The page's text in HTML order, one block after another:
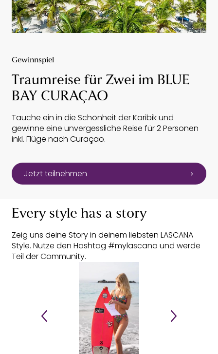
Gewinnspiel
Traumreise für Zwei im BLUE
BAY CURAÇAO
Tauche ein in die Schönheit der Karibik und
gewinne eine unvergessliche Reise für 2 Personen
inkl. Flüge nach Curaçao.
Jetzt teilnehmen
Every style has a story
Zeig uns deine Story in deinem liebsten LASCANA
Style. Nutze den Hashtag #mylascana und werde
Teil der Community.